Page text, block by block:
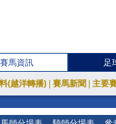
賽馬資訊 足
(越洋轉播) 賽馬新聞 主要